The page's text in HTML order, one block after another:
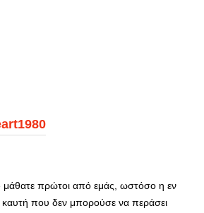
μάθατε πρώτοι από εμάς, ωστόσο η εν
που δεν μπορούσε να περάσει